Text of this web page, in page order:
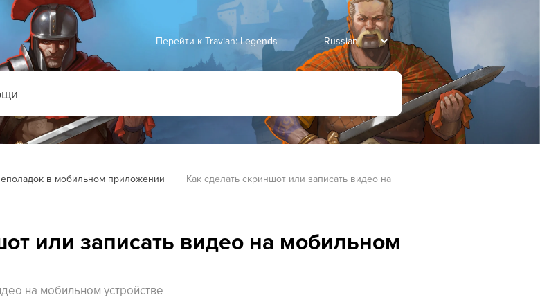
Перейти к Travian: Legends
в мобильном приложении
Как сделать скриншот или записать видео на
или записать видео на мобильном
на мобильном устройстве